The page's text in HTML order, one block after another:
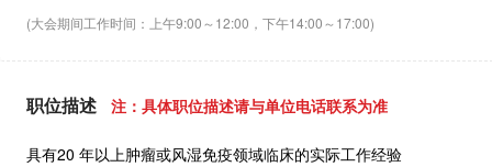
(大会期间工作时间：上午9:00～12:00，下午14:00～17:00)
职位描述 注：具体职位描述请与单位电话联系为准
具有20 年以上肿瘤或风湿免疫领域临床的实际工作经验